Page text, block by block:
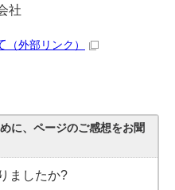
社
（外部リンク）
に、ページのご感想をお聞
ましたか?